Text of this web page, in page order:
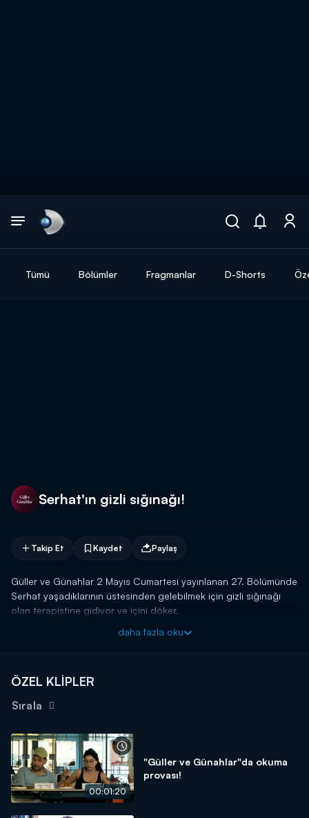
Tümü Bölümler Fragmanlar D-Shorts
Serhat'ın gizli sığınağı!
Takip Et Kaydet Paylaş
Güller ve Günahlar 2 Mayıs Cumartesi yayınlanan 27. Bölümünde
Serhat yaşadıklarının üstesinden gelebilmek için gizli sığınağı
olan terapistine gidiyor ve içini döker.
Güller ve Günahlar yeni bölümleriyle cumartesi akşamı
daha fazla oku
ÖZEL KLİPLER
Sırala
00:01:20
"Güller ve Günahlar"da okuma
provası!